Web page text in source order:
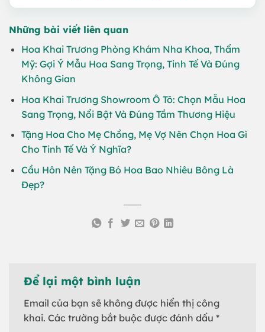
Những bài viết liên quan
Hoa Khai Trương Phòng Khám Nha Khoa, Thẩm
Mỹ: Gợi Ý Mẫu Hoa Sang Trọng, Tinh Tế Và Đúng
Không Gian
Hoa Khai Trương Showroom Ô Tô: Chọn Mẫu Hoa
Sang Trọng, Nổi Bật Và Đúng Tầm Thương Hiệu
Tặng Hoa Cho Mẹ Chồng, Mẹ Vợ Nên Chọn Hoa Gì
Cho Tinh Tế Và Ý Nghĩa?
Cầu Hôn Nên Tặng Bó Hoa Bao Nhiêu Bông Là
Đẹp?
Để lại một bình luận
Email của bạn sẽ không được hiển thị công
khai. Các trường bắt buộc được đánh dấu *